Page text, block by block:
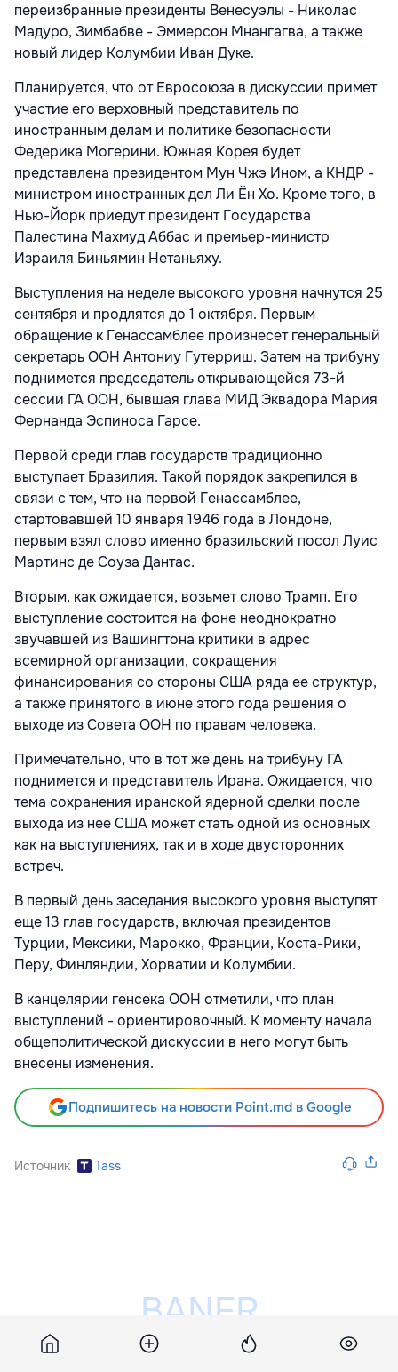
переизбранные президенты Венесуэлы - Николас
Мадуро, Зимбабве - Эммерсон Мнангагва, а также
новый лидер Колумбии Иван Дуке.
Планируется, что от Евросоюза в дискуссии примет
участие его верховный представитель по
иностранным делам и политике безопасности
Федерика Могерини. Южная Корея будет
представлена президентом Мун Чжэ Ином, а КНДР -
министром иностранных дел Ли Ён Хо. Кроме того, в
Нью-Йорк приедут президент Государства
Палестина Махмуд Аббас и премьер-министр
Израиля Биньямин Нетаньяху.
Выступления на неделе высокого уровня начнутся 25
сентября и продлятся до 1 октября. Первым
обращение к Генассамблее произнесет генеральный
секретарь ООН Антониу Гутерриш. Затем на трибуну
поднимется председатель открывающейся 73-й
сессии ГА ООН, бывшая глава МИД Эквадора Мария
Фернанда Эспиноса Гарсе.
Первой среди глав государств традиционно
выступает Бразилия. Такой порядок закрепился в
связи с тем, что на первой Генассамблее,
стартовавшей 10 января 1946 года в Лондоне,
первым взял слово именно бразильский посол Луис
Мартинс де Соуза Дантас.
Вторым, как ожидается, возьмет слово Трамп. Его
выступление состоится на фоне неоднократно
звучавшей из Вашингтона критики в адрес
всемирной организации, сокращения
финансирования со стороны США ряда ее структур,
а также принятого в июне этого года решения о
выходе из Совета ООН по правам человека.
Примечательно, что в тот же день на трибуну ГА
поднимется и представитель Ирана. Ожидается, что
тема сохранения иранской ядерной сделки после
выхода из нее США может стать одной из основных
как на выступлениях, так и в ходе двусторонних
встреч.
В первый день заседания высокого уровня выступят
еще 13 глав государств, включая президентов
Турции, Мексики, Марокко, Франции, Коста-Рики,
Перу, Финляндии, Хорватии и Колумбии.
В канцелярии генсека ООН отметили, что план
выступлений - ориентировочный. К моменту начала
общеполитической дискуссии в него могут быть
внесены изменения.
Подпишитесь на новости Point.md в Google
Источник Tass